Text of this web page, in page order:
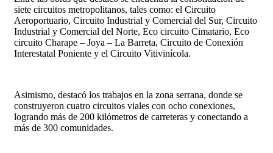
siete circuitos metropolitanos, tales como: el Circuito
Aeroportuario, Circuito Industrial y Comercial del Sur, Circuito
Industrial y Comercial del Norte, Eco circuito Cimatario, Eco
circuito Charape – Joya – La Barreta, Circuito de Conexión
Interestatal Poniente y el Circuito Vitivinícola.
Asimismo, destacó los trabajos en la zona serrana, donde se
construyeron cuatro circuitos viales con ocho conexiones,
logrando más de 200 kilómetros de carreteras y conectando a
más de 300 comunidades.